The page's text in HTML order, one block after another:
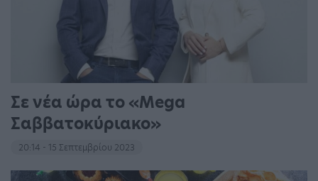
Σε νέα ώρα το «Mega
Σαββατοκύριακο»
20:14 - 15 Σεπτεμβρίου 2023